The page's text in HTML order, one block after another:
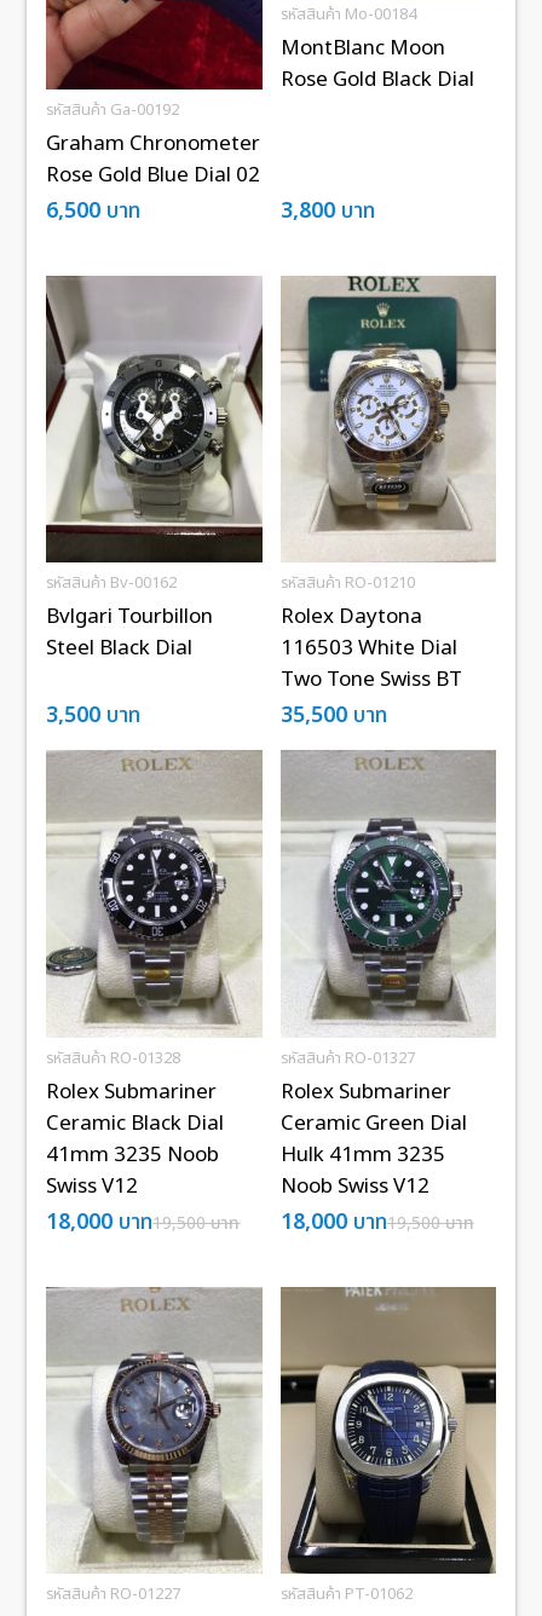
รหัสสินค้า Ga-00192
Graham Chronometer
Rose Gold Blue Dial 02
6,500 บาท
รหัสสินค้า Mo-00184
MontBlanc Moon
Rose Gold Black Dial
3,800 บาท
รหัสสินค้า Bv-00162
Bvlgari Tourbillon
Steel Black Dial
3,500 บาท
รหัสสินค้า RO-01210
Rolex Daytona
116503 White Dial
Two Tone Swiss BT
35,500 บาท
รหัสสินค้า RO-01328
Rolex Submariner
Ceramic Black Dial
41mm 3235 Noob
Swiss V12
19,500บาท
18,000 บาท
รหัสสินค้า RO-01327
Rolex Submariner
Ceramic Green Dial
Hulk 41mm 3235
Noob Swiss V12
19,500บาท
18,000 บาท
รหัสสินค้า RO-01227 รหัสสินค้า PT-01062